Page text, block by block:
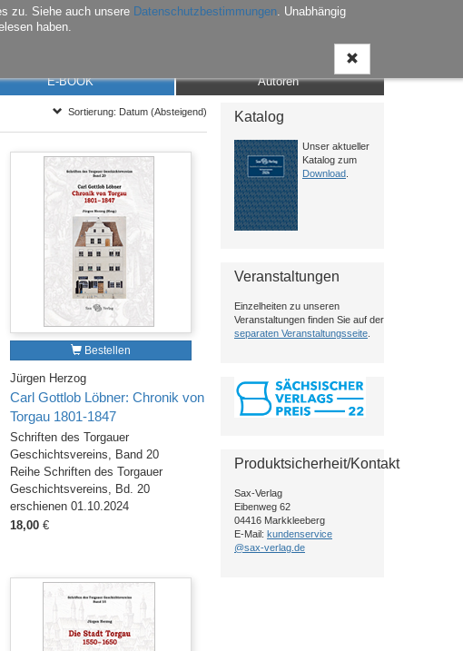
zu. Siehe auch unsere Datenschutzbestimmungen. Unabhängig
haben.
E-BOOK Autoren
Sortierung: Datum (Absteigend)
Bestellen
Jürgen Herzog
Carl Gottlob Löbner: Chronik von
Torgau 1801-1847
Schriften des Torgauer
Geschichtsvereins, Band 20
Reihe Schriften des Torgauer
Geschichtsvereins, Bd. 20
erschienen 01.10.2024
18,00 €
Katalog
Unser aktueller
Katalog zum
Download
Veranstaltungen
Einzelheiten zu unseren
Veranstaltungen finden Sie auf der
separaten Veranstaltungsseite
Produktsicherheit/Kontakt
Sax-Verlag
Eibenweg 62
04416 Markkleeberg
E-Mail: kundenservice
@sax-verlag.de